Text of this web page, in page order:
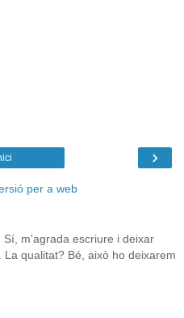
›
per a web
Sí, m'agrada escriure i deixar
La qualitat? Bé, això ho deixarem